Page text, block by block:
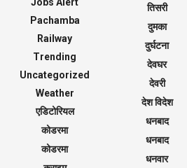
Pachamba
Railway
Trending
Uncategorized
Weather
एडिटोरियल
कोडरमा
कोडरमा
तिसरी
दुमका
दुर्घटना
देवघर
देवरी
देश विदेश
धनबाद
धनबाद
धनवार